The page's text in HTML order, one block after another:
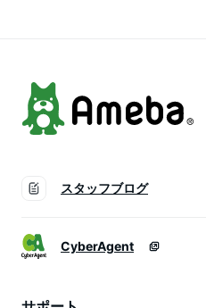
スタッフブログ
CyberAgent